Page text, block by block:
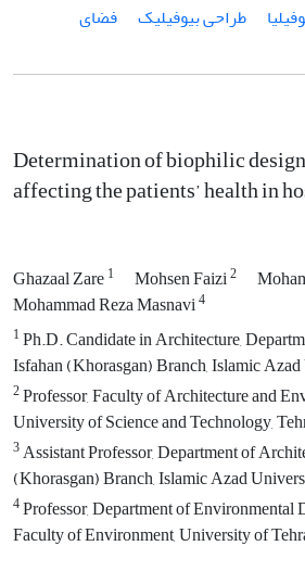
طراحی بیوفیلیک
فضای
Determination of biophilic
affecting the patients’ health in
Ghazaal Zare1 Mohsen Faizi2
Mohammad Reza Masnavi4
1Ph.D. Candidate in Architecture,
Isfahan (Khorasgan) Branch, Islamic
2Professor, Faculty of Architecture and
University of Science and Technology,
3Assistant Professor, Department of
(Khorasgan) Branch, Islamic Azad
4Professor, Department of Environmental
Faculty of Environment, University of